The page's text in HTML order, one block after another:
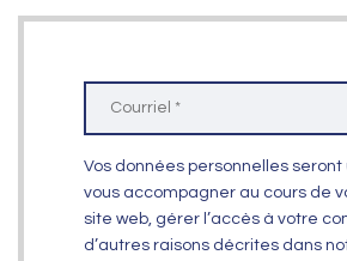
Vos données personnelles seront
vous accompagner au cours de
site web, gérer l’accès à votre
d’autres raisons décrites dans